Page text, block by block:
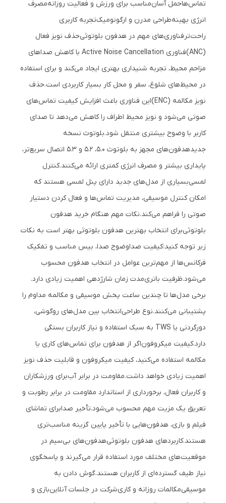
تماس‌هاحمل آسانمناسب برای ورزش و فعالیت روزانهمصرف
انرژی بهینهطراحی مدرن و ارگونومیکتجربه کاربری
راحت‌ترفناوری‌های مهم در هدفون بلوتوثیحذف نویز فعال
(ANC)
فناوری Active Noise Cancellation با کاهش صداهای
مزاحم محیط، تجربه شنیداری بهتری ایجاد می‌کند و برای استفاده
در محیط‌های شلوغ، سفر و محل کار بسیار کاربردی است.حذف
نویز مکالمه (ENC)
این فناوری باعث افزایش کیفیت تماس‌های
صوتی می‌شود و نویز محیط اطراف را کاهش می‌دهد تا صدای
کاربر با وضوح بیشتری منتقل شود.بلوتوث نسخه
جدید
هدفون‌های مجهز به بلوتوث 5.0، 5.2 و 5.3 اتصال سریع‌تر،
پایداری بیشتر و مصرف انرژی کمتری ارائه می‌کنند.کنترل
لمسیبسیاری از مدل‌های جدید دارای پنل لمسی هستند که
امکان کنترل موسیقی، مدیریت تماس‌ها و فعال کردن دستیار
صوتی را فراهم می‌کند.نکات مهم هنگام خرید هدفون
بلوتوثیبرای انتخاب بهترین هدفون بلوتوثی بهتر است به نکات
زیر توجه کنید:کیفیت صداوضوح صدا، بیس مناسب و تفکیک
فرکانس‌ها از مهم‌ترین عوامل در انتخاب هدفون محسوب
می‌شود.ظرفیت باتریمدت زمان شارژدهی اهمیت زیادی دارد.
برخی مدل‌ها تا چندین ساعت پخش موسیقی و مکالمه مداوم را
پشتیبانی می‌کنند.نوع طراحیانتخاب بین مدل‌های روگوشی،
دورگردنی یا TWS به سبک استفاده و نیاز کاربران بستگی
دارد.کیفیت میکروفوناگر از هدفون برای تماس‌های کاری یا
مکالمه استفاده می‌کنید، کیفیت میکروفون و قابلیت حذف نویز
اهمیت زیادی خواهد داشت.مقاومت در برابر آببرای ورزشکاران
و کاربران فعال، برخورداری از استاندارد مقاومت در برابر رطوبت و
تعریق یک مزیت مهم محسوب می‌شود.تأخیر صدابرای تماشای
فیلم و بازی، هدفون‌هایی با تأخیر پایین گزینه مناسب‌تری
هستند.کاربردهای هدفون بلوتوثیهدفون‌های بی‌سیم در
موقعیت‌های مختلف مورد استفاده قرار می‌گیرند و پاسخگوی
نیاز طیف گسترده‌ای از کاربران هستند.گوش دادن به
موسیقیمکالمات روزانه و کاریشرکت در جلسات آنلاینبازی و